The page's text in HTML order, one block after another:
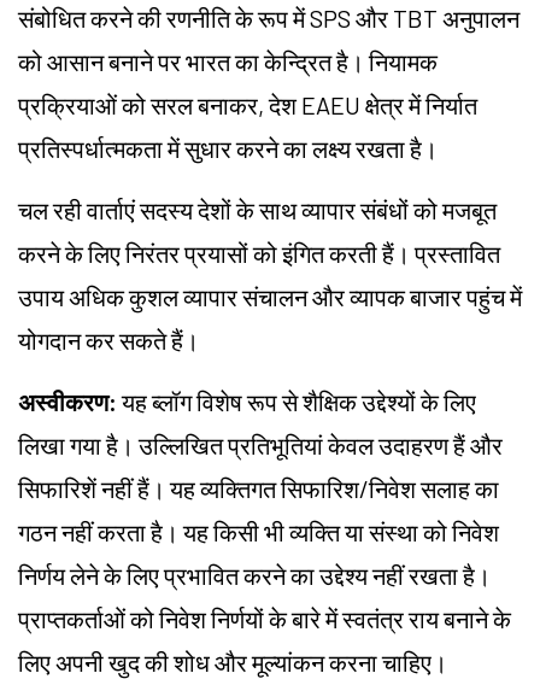
संबोधित करने की रणनीति के रूप में SPS और TBT अनुपालन
को आसान बनाने पर भारत का केन्द्रित है। नियामक
प्रक्रियाओं को सरल बनाकर, देश EAEU क्षेत्र में निर्यात
प्रतिस्पर्धात्मकता में सुधार करने का लक्ष्य रखता है।
चल रही वार्ताएं सदस्य देशों के साथ व्यापार संबंधों को मजबूत
करने के लिए निरंतर प्रयासों को इंगित करती हैं। प्रस्तावित
उपाय अधिक कुशल व्यापार संचालन और व्यापक बाजार पहुंच में
योगदान कर सकते हैं।
अस्वीकरण: यह ब्लॉग विशेष रूप से शैक्षिक उद्देश्यों के लिए
लिखा गया है। उल्लिखित प्रतिभूतियां केवल उदाहरण हैं और
सिफारिशें नहीं हैं। यह व्यक्तिगत सिफारिश/निवेश सलाह का
गठन नहीं करता है। यह किसी भी व्यक्ति या संस्था को निवेश
निर्णय लेने के लिए प्रभावित करने का उद्देश्य नहीं रखता है।
प्राप्तकर्ताओं को निवेश निर्णयों के बारे में स्वतंत्र राय बनाने के
लिए अपनी खुद की शोध और मूल्यांकन करना चाहिए।